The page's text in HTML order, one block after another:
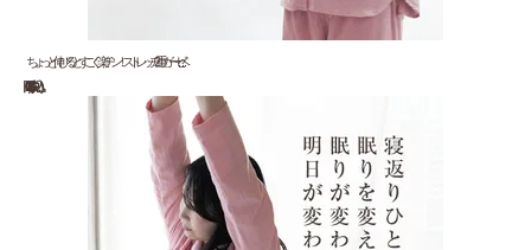
ちょっと伸びるとすごく楽チン！ストレッチ2重ガーゼ ベ...
13,200 円(税込)